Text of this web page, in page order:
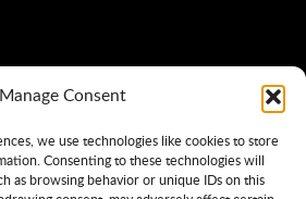
Manage Consent
we use technologies like cookies to store
Consenting to these technologies will
as browsing behavior or unique IDs on this